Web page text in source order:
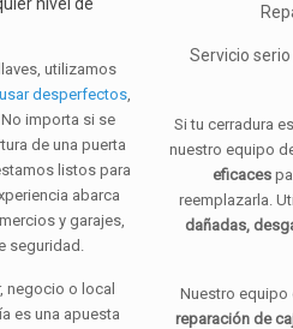
utilizamos
desperfectos,
importa si se
de una puerta
listos para
abarca
y garajes,
seguridad.
negocio o local
es una apuesta
Servicio
Si tu cerradura
nuestro equipo
eficaces
reemplazarla.
dañadas,
Nuestro equipo
reparación de